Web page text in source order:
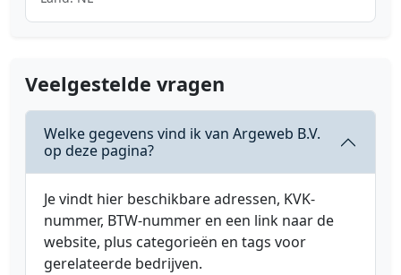
Veelgestelde vragen
Welke gegevens vind ik van Argeweb B.V.
op deze pagina?
Je vindt hier beschikbare adressen, KVK-
nummer, BTW-nummer en een link naar de
website, plus categorieën en tags voor
gerelateerde bedrijven.